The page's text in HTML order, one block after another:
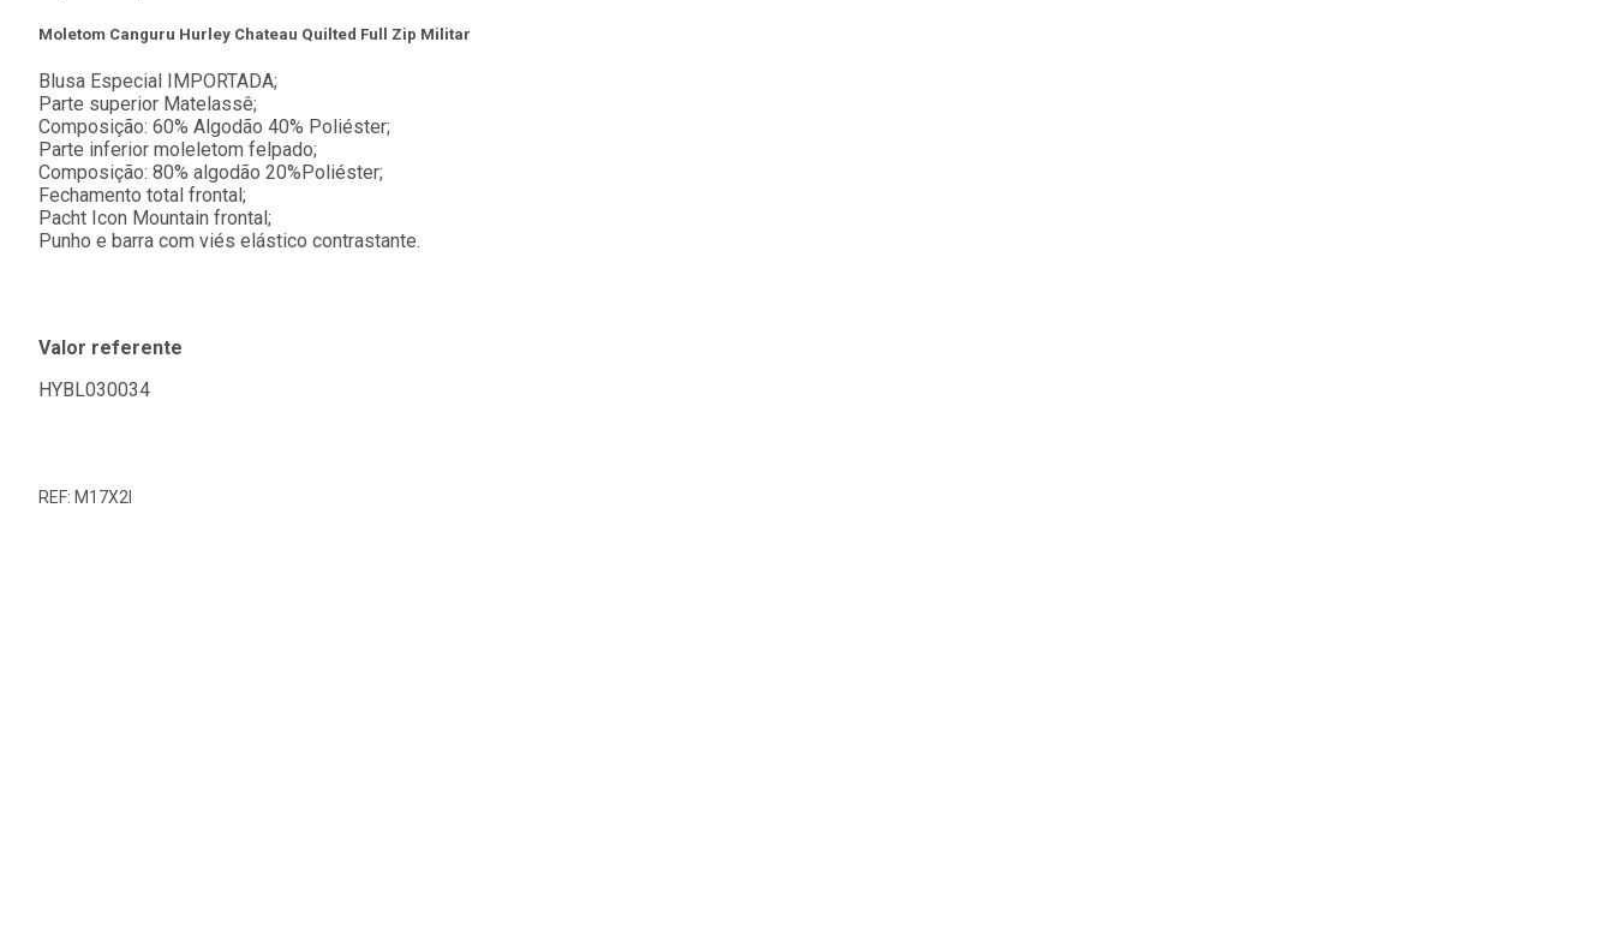
Moletom Canguru Hurley Chateau Quilted Full Zip Militar
Blusa Especial IMPORTADA;
Parte superior Matelassê;
Composição: 60% Algodão 40% Poliéster;
Parte inferior moleletom felpado;
Composição: 80% algodão 20%Poliéster;
Fechamento total frontal;
Pacht Icon Mountain frontal;
Punho e barra com viés elástico contrastante.
Valor referente
HYBL030034
REF: M17X2I